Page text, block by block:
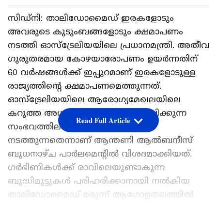
സിഡ്നി: താലിഡോമൈഡ് ഇരകളോടും
അവരുടെ കുടുംബങ്ങളോടും ക്ഷമാപണം
നടത്തി ഓസ്ട്രേലിയയിലെ പ്രധാനമന്ത്രി. അതീവ
ഗുരുതരമായ കോഴയാരോപണം ഉയർന്നതിന്
60 വർഷങ്ങൾക്ക് ഇപ്പുറമാണ് ഇരകളോടുള്ള
രാജ്യത്തിന്റെ ക്ഷമാപണമെത്തുന്നത്.
ഓസ്ട്രേലിയയിലെ ആരോഗ്യമേഖലയിലെ
കറുത്ത അധ്യായം എന്ന് വിശേഷിപ്പിക്കുന്ന
സംഭവത്തിലാണ് ക്ഷമാപണം
നടത്തുന്നതെന്നാണ് ആന്തണി ആൽബനീസ്
ബുധനാഴ്ച പാർലമെന്റിൽ വിശദമാക്കിയത്.
ഗർഭിണികൾക്ക് രാവിലെയുണ്ടാകുന്ന
ബുദ്ധിമുട്ടുകൾ പരിഹരിക്കാനായി നൽകിയ
താലിഡോമൈഡ് മരുന്ന് ആഗോളതലത്തിൽ
Read Full Article